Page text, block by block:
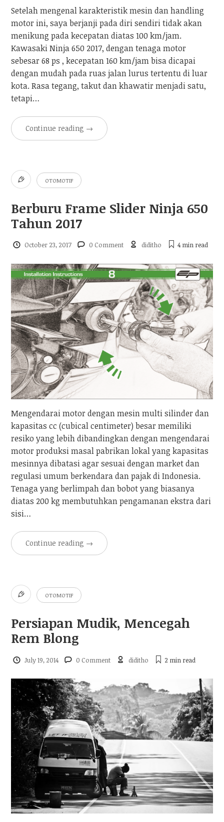
Setelah mengenal karakteristik mesin dan handling
motor ini, saya berjanji pada diri sendiri tidak akan
menikung pada kecepatan diatas 100 km/jam.
Kawasaki Ninja 650 2017, dengan tenaga motor
sebesar 68 ps , kecepatan 160 km/jam bisa dicapai
dengan mudah pada ruas jalan lurus tertentu di luar
kota. Rasa tegang, takut dan khawatir menjadi satu,
tetapi…
Continue reading →
OTOMOTIF
Berburu Frame Slider Ninja 650
Tahun 2017
October 23, 2017 0 Comment diditho 4 minread
Mengendarai motor dengan mesin multi silinder dan
kapasitas cc (cubical centimeter) besar memiliki
resiko yang lebih dibandingkan dengan mengendarai
motor produksi masal pabrikan lokal yang kapasitas
mesinnya dibatasi agar sesuai dengan market dan
regulasi umum berkendara dan pajak di Indonesia.
Tenaga yang berlimpah dan bobot yang biasanya
diatas 200 kg membutuhkan pengamanan ekstra dari
sisi…
Continue reading →
OTOMOTIF
Persiapan Mudik, Mencegah
Rem Blong
July 19, 2014 0 Comment diditho 2 minread